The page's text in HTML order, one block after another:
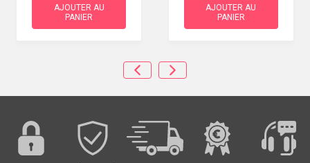
AJOUTER AU
PANIER
AJOUTER AU
PANIER